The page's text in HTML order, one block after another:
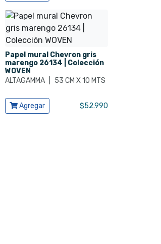
Papel mural Chevron gris
marengo 26134 | Colección
WOVEN
ALTAGAMMA
53 CM X 10 MTS
Ver producto
Agregar $52.990